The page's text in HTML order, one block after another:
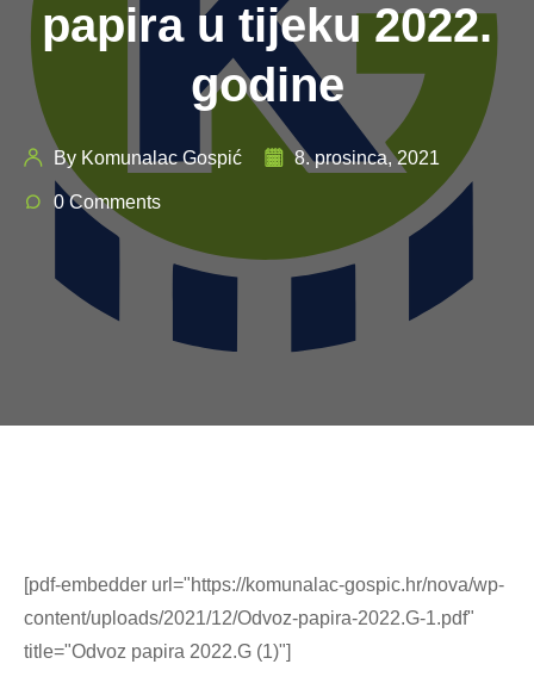
papira u tijeku 2022.
godine
By Komunalac Gospić 8. prosinca, 2021
0 Comments
[pdf-embedder url="https://komunalac-gospic.hr/nova/wp-
content/uploads/2021/12/Odvoz-papira-2022.G-1.pdf"
title="Odvoz papira 2022.G (1)"]